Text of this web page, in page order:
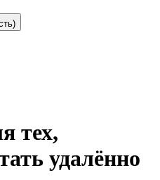
тех,
удалённо